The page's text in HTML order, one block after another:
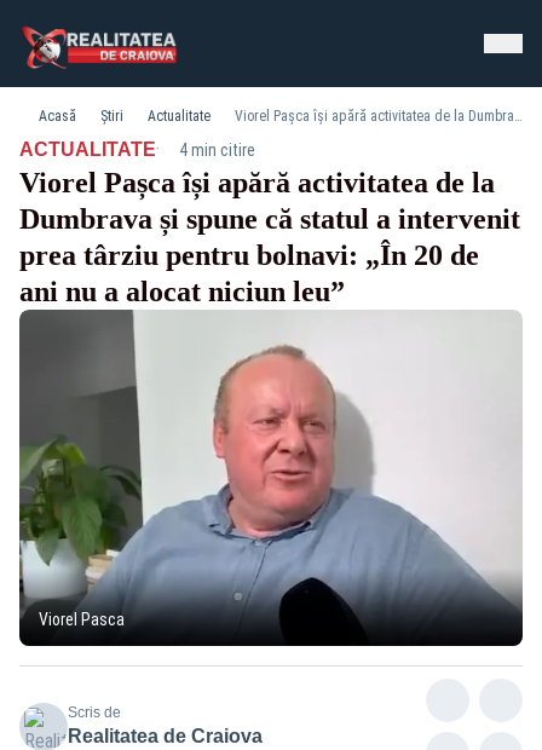
Acasă Știri Actualitate Viorel Pașca își apără activitatea de la Dumbrava și spune că statul a intervenit prea târziu pentru bolnavi: „În 20 de ani nu a alocat niciun leu”
ACTUALITATE· 4 min citire
Viorel Pașca își apără activitatea de la
Dumbrava și spune că statul a intervenit
prea târziu pentru bolnavi: „În 20 de
ani nu a alocat niciun leu”
Viorel Pasca
Scris de
Realitatea de Craiova